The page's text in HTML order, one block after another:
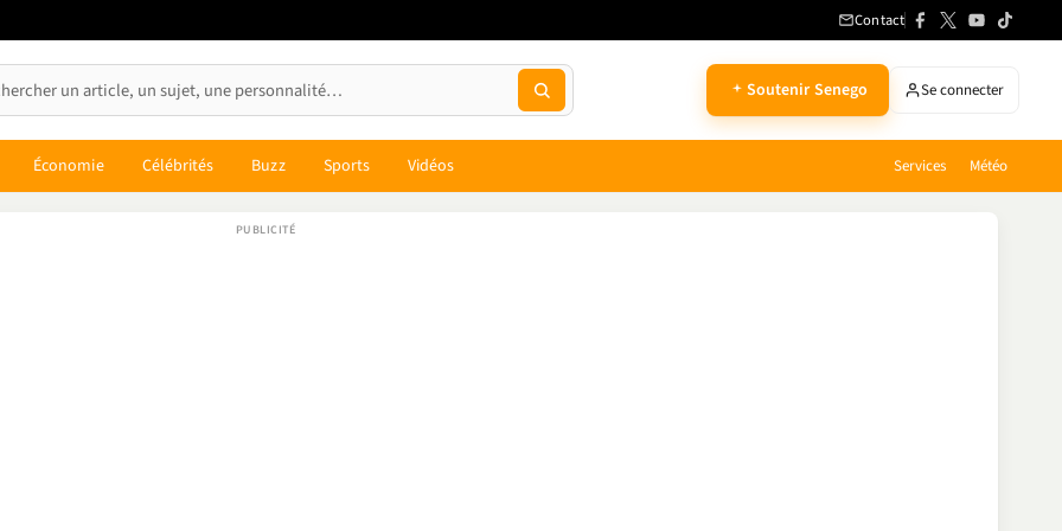
Contact
Soutenir Senego Se connecter
Économie Célébrités Buzz Sports Vidéos Services Météo